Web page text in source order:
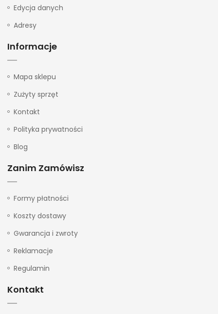
Edycja danych
Adresy
Informacje
Mapa sklepu
Zużyty sprzęt
Kontakt
Polityka prywatności
Blog
Zanim Zamówisz
Formy płatności
Koszty dostawy
Gwarancja i zwroty
Reklamacje
Regulamin
Kontakt